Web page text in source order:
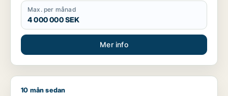
Max. per månad
4 000 000 SEK
Mer info
Jag söker industrilokal, butik, bostadsfastighet eller hotell
10 mån sedan